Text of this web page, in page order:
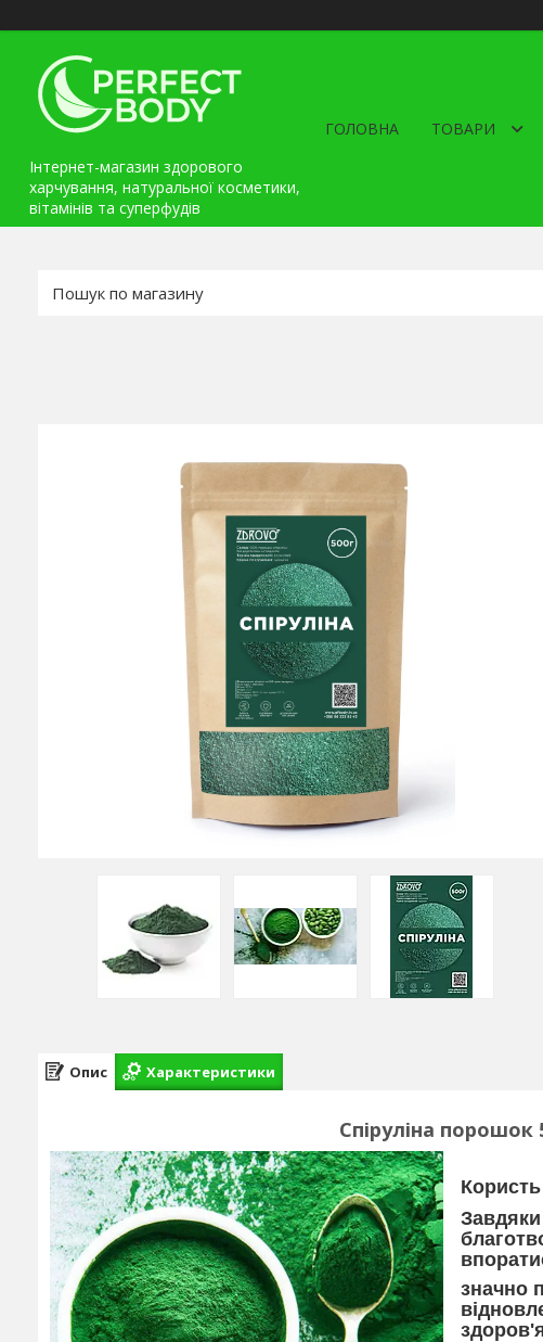
Інтернет-магазин здорового
харчування, натуральної косметики,
вітамінів та cуперфудів
ГОЛОВНА ТОВАРИ
Опис Характеристики
Спіруліна порошок
Користь
Завдяки
значно